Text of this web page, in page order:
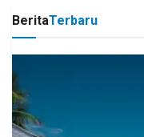
BeritaTerbaru